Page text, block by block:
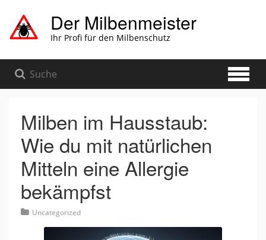
Hauptinhalt
springen
Der Milbenmeister
Ihr Profi für den Milbenschutz
Milben im Hausstaub:
Wie du mit natürlichen
Mitteln eine Allergie
bekämpfst
Uncategorized